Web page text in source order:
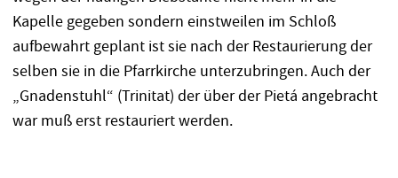
Kapelle gegeben sondern einstweilen im Schloß
aufbewahrt geplant ist sie nach der Restaurierung der
selben sie in die Pfarrkirche unterzubringen. Auch der
„Gnadenstuhl“ (Trinitat) der über der Pietá angebracht
war muß erst restauriert werden.